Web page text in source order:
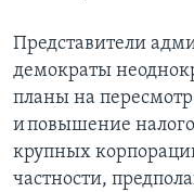
Представители
демократы
планы на пересмотр
и повышение
крупных
частности,